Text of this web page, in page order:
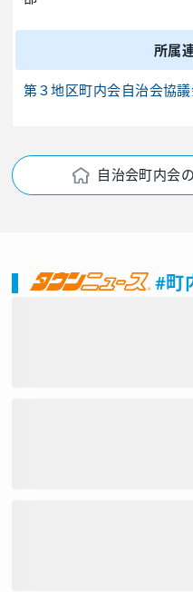
所属
第３地区町内会自治会協
自治会町内会
#町